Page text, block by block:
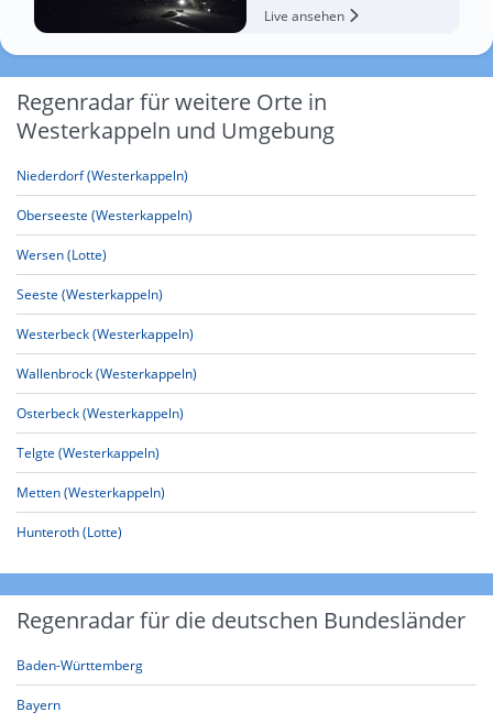
Live ansehen
Regenradar für weitere Orte in
Westerkappeln und Umgebung
Niederdorf (Westerkappeln)
Oberseeste (Westerkappeln)
Wersen (Lotte)
Seeste (Westerkappeln)
Westerbeck (Westerkappeln)
Wallenbrock (Westerkappeln)
Osterbeck (Westerkappeln)
Telgte (Westerkappeln)
Metten (Westerkappeln)
Hunteroth (Lotte)
Regenradar für die deutschen Bundesländer
Baden-Württemberg
Bayern